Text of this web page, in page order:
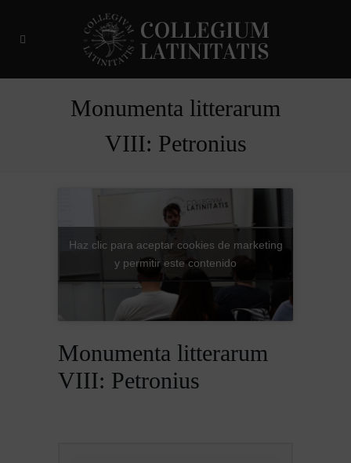
Monumenta litterarum
VIII: Petronius
Haz clic para aceptar cookies de marketing
y permitir este contenido
Monumenta litterarum
VIII: Petronius